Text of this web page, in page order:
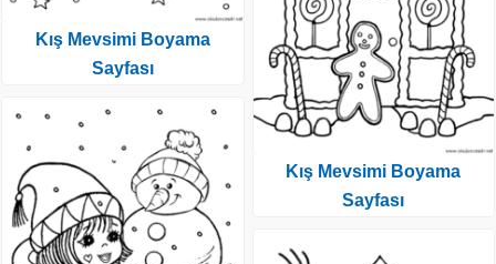
Kış Mevsimi Boyama
Sayfası
Kış Mevsimi Boyama
Sayfası